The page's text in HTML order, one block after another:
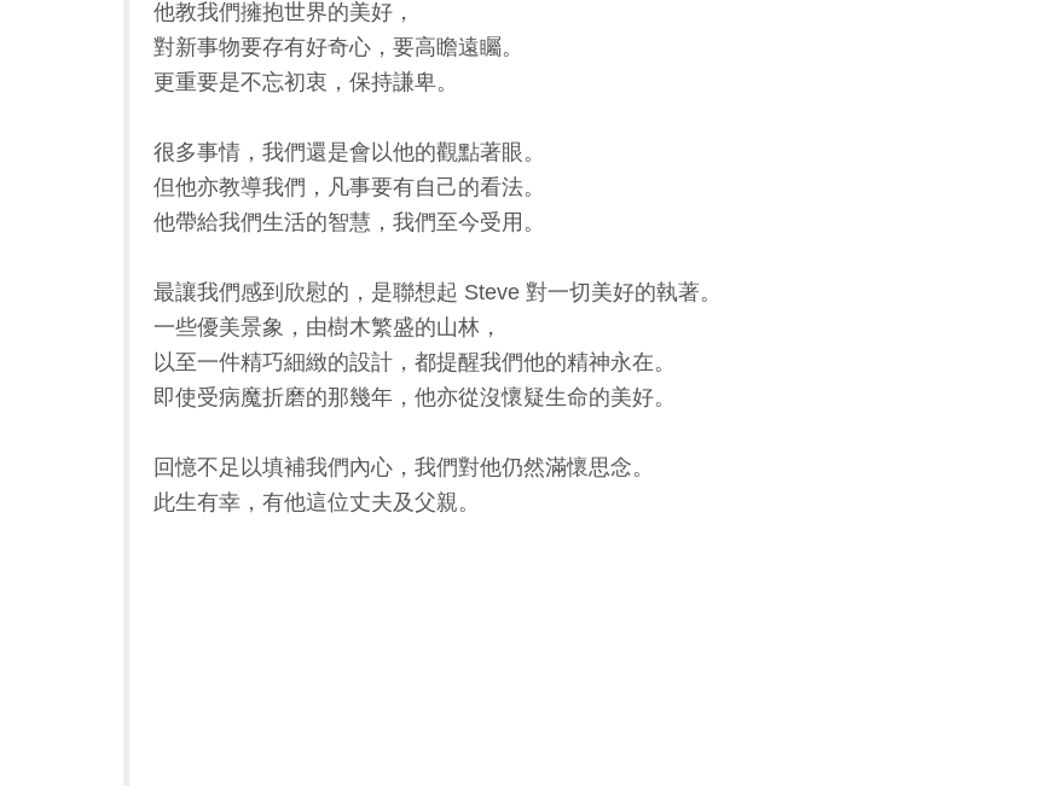
他教我們擁抱世界的美好，
對新事物要存有好奇心，要高瞻遠矚。
更重要是不忘初衷，保持謙卑。
很多事情，我們還是會以他的觀點著眼。
但他亦教導我們，凡事要有自己的看法。
他帶給我們生活的智慧，我們至今受用。
最讓我們感到欣慰的，是聯想起 Steve 對一切美好的執著。
一些優美景象，由樹木繁盛的山林，
以至一件精巧細緻的設計，都提醒我們他的精神永在。
即使受病魔折磨的那幾年，他亦從沒懷疑生命的美好。
回憶不足以填補我們內心，我們對他仍然滿懷思念。
此生有幸，有他這位丈夫及父親。